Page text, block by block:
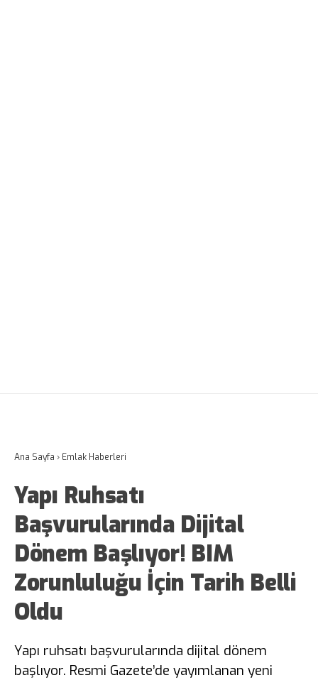
Ana Sayfa › Emlak Haberleri
Yapı Ruhsatı
Başvurularında Dijital
Dönem Başlıyor! BIM
Zorunluluğu İçin Tarih Belli
Oldu
Yapı ruhsatı başvurularında dijital dönem
başlıyor. Resmi Gazete’de yayımlanan yeni